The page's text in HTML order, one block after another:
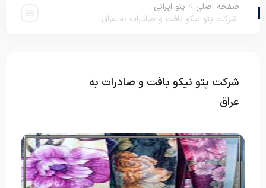
صفحه اصلی > پتو ایرانی :
شرکت پتو نیکو بافت و صادرات به عراق
شرکت پتو نیکو بافت و صادرات به
عراق